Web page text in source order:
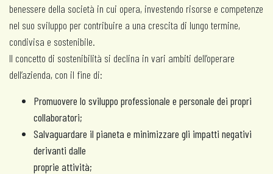
benessere della società in cui opera, investendo risorse e competenze
nel suo sviluppo per contribuire a una crescita di lungo termine,
condivisa e sostenibile.
Il concetto di sostenibilità si declina in vari ambiti dell’operare
dell’azienda, con il fine di:
Promuovere lo sviluppo professionale e personale dei propri
collaboratori;
Salvaguardare il pianeta e minimizzare gli impatti negativi
derivanti dalle
proprie attività;